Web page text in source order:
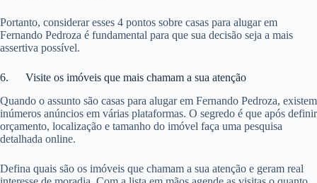
Portanto, considerar esses 4 pontos sobre casas para alugar em
Fernando Pedroza é fundamental para que sua decisão seja a mais
assertiva possível.
6. Visite os imóveis que mais chamam a sua atenção
Quando o assunto são casas para alugar em Fernando Pedroza, existem
inúmeros anúncios em várias plataformas. O segredo é que após definir
orçamento, localização e tamanho do imóvel faça uma pesquisa
detalhada online.
Defina quais são os imóveis que chamam a sua atenção e geram real